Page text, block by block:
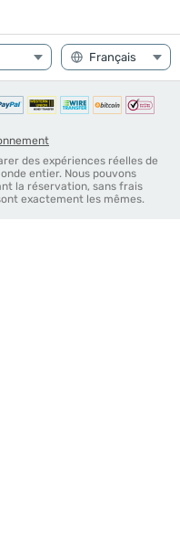
des expériences réelles de
entier. Nous pouvons
la réservation, sans frais
exactement les mêmes.